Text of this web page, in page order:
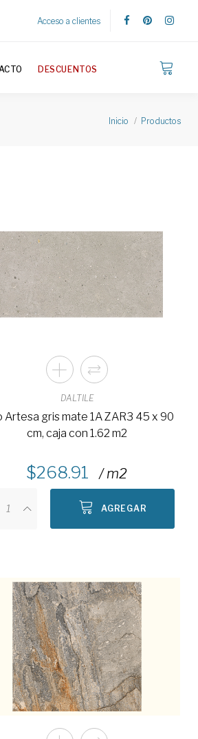
Acceso a clientes
DESCUENTOS
Inicio Productos
DALTILE
Artesa gris mate 1A ZAR3 45 x 90
cm, caja con 1.62 m2
268.91 / m2
AGREGAR